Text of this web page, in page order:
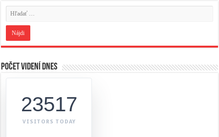
Počet videní dnes
23517
VISITORS TODAY